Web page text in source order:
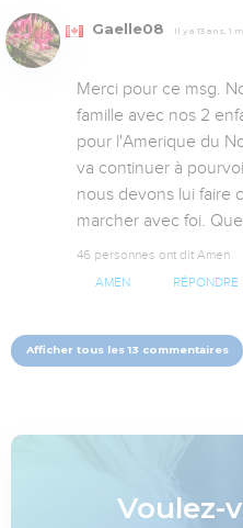
Gaelle08 Il y a 13 ans, 1
Merci pour ce msg.
famille avec nos 2
pour l'Amerique du
va continuer à
nous devons lui faire
marcher avec foi.
46 personnes ont dit Amen
AMEN RÉPONDRE
Afficher tous les 13 commentaires
Voulez-